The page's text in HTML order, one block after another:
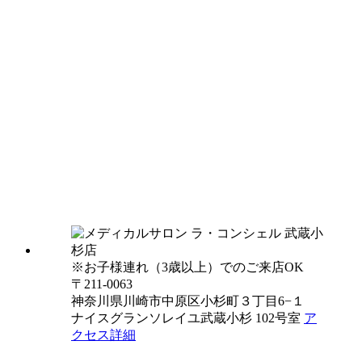
※お子様連れ（3歳以上）でのご来店OK
〒211-0063
神奈川県川崎市中原区小杉町３丁目6−１
ナイスグランソレイユ武蔵小杉 102号室 ア
クセス詳細